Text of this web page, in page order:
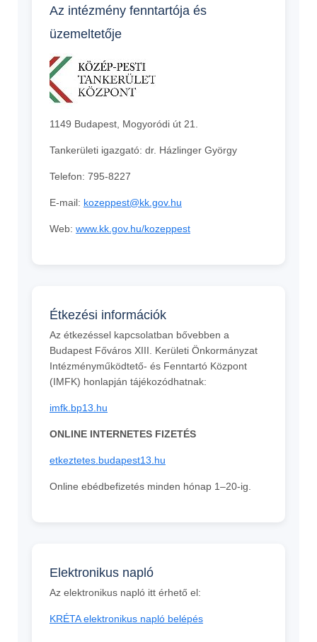
Az intézmény fenntartója és
üzemeltetője
1149 Budapest, Mogyoródi út 21.
Tankerületi igazgató: dr. Házlinger György
Telefon: 795-8227
E-mail: kozeppest@kk.gov.hu
Web: www.kk.gov.hu/kozeppest
Étkezési információk
Az étkezéssel kapcsolatban bővebben a
Budapest Főváros XIII. Kerületi Önkormányzat
Intézményműködtető- és Fenntartó Központ
(IMFK) honlapján tájékozódhatnak:
imfk.bp13.hu
ONLINE INTERNETES FIZETÉS
etkeztetes.budapest13.hu
Online ebédbefizetés minden hónap 1–20-ig.
Elektronikus napló
Az elektronikus napló itt érhető el:
KRÉTA elektronikus napló belépés